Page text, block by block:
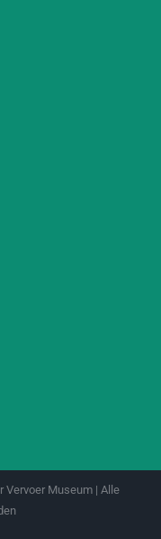
Vervoer Museum | Alle